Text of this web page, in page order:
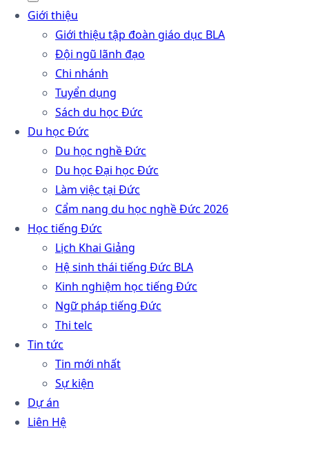
Giới thiệu
Giới thiệu tập đoàn giáo dục BLA
Đội ngũ lãnh đạo
Chi nhánh
Tuyển dụng
Sách du học Đức
Du học Đức
Du học nghề Đức
Du học Đại học Đức
Làm việc tại Đức
Cẩm nang du học nghề Đức 2026
Học tiếng Đức
Lịch Khai Giảng
Hệ sinh thái tiếng Đức BLA
Kinh nghiệm học tiếng Đức
Ngữ pháp tiếng Đức
Thi telc
Tin tức
Tin mới nhất
Sự kiện
Dự án
Liên Hệ